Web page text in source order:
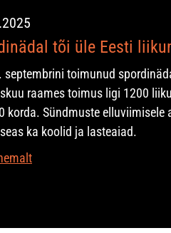
tõi üle Eesti
septembrini toimunud
raames toimus ligi 1200
korda. Sündmuste
ka koolid ja lasteaiad.